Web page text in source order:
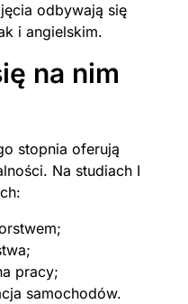
odbywają się
i angielskim.
na nim
stopnia oferują
Na studiach I
pracy;
samochodów.